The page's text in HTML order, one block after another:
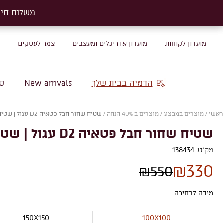
מועדון לקוחות מועדון אדריכלים ומעצבים צמר לעסקים
הדמיה בבית שלך New arrivals
ראשי / מוצרים במבצע / מוצרים ב 40% הנחה / שטיח שחור חבל פטאיה D2 עגול | שטיח עגול לחדר ילדים
שטיח שחור חבל פטאיה D2 עגול | שטיח עגול לחדר ילדים
מק"ט: 138434
₪550₪330
מידה לבחירה
100X100
150X150
משלוח חינם על
משלוח חינם על